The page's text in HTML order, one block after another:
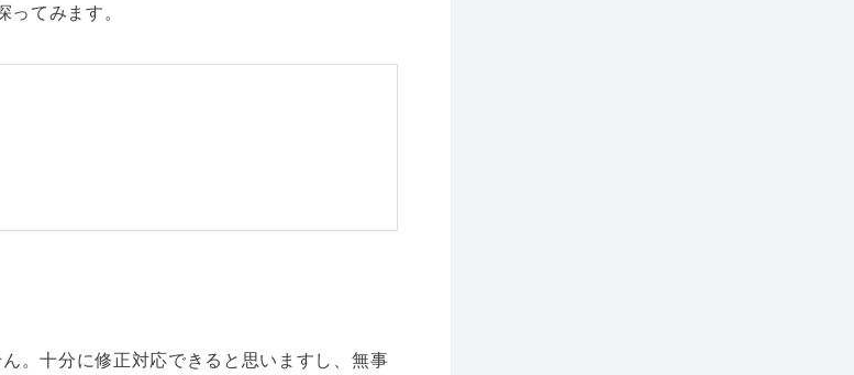
てみます。
。十分に修正対応できると思いますし、無事